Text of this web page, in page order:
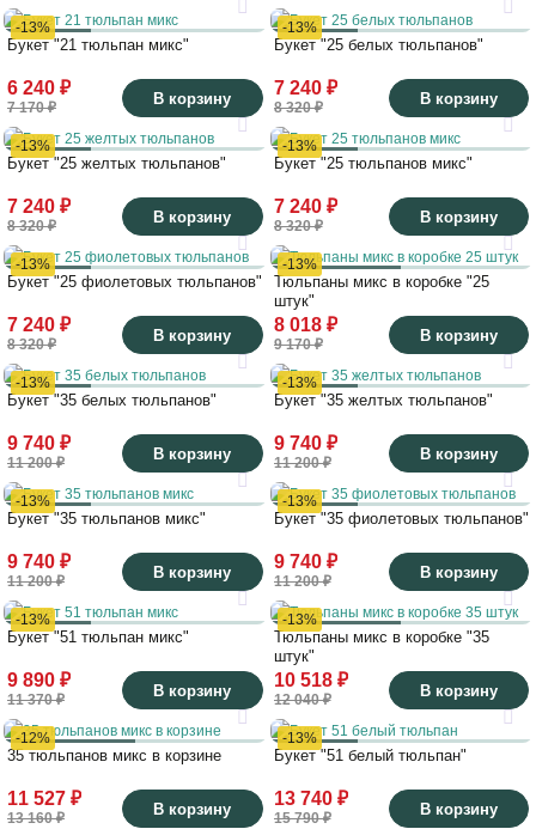
-13%
Букет "21 тюльпан микс"
6 240 ₽
7 170 ₽ В корзину
-13%
Букет "25 белых тюльпанов"
7 240 ₽
8 320 ₽ В корзину
-13%
Букет "25 желтых тюльпанов"
7 240 ₽
8 320 ₽ В корзину
-13%
Букет "25 тюльпанов микс"
7 240 ₽
8 320 ₽ В корзину
-13%
Букет "25 фиолетовых тюльпанов"
7 240 ₽
8 320 ₽ В корзину
-13%
Тюльпаны микс в коробке "25
штук"
8 018 ₽
9 170 ₽ В корзину
-13%
Букет "35 белых тюльпанов"
9 740 ₽
11 200 ₽ В корзину
-13%
Букет "35 желтых тюльпанов"
9 740 ₽
11 200 ₽ В корзину
-13%
Букет "35 тюльпанов микс"
9 740 ₽
11 200 ₽ В корзину
-13%
Букет "35 фиолетовых тюльпанов"
9 740 ₽
11 200 ₽ В корзину
-13%
Букет "51 тюльпан микс"
9 890 ₽
11 370 ₽ В корзину
-13%
Тюльпаны микс в коробке "35
штук"
10 518 ₽
12 040 ₽ В корзину
-12%
35 тюльпанов микс в корзине
11 527 ₽
13 160 ₽ В корзину
-13%
Букет "51 белый тюльпан"
13 740 ₽
15 790 ₽ В корзину